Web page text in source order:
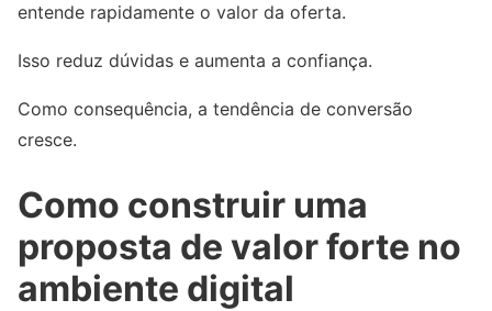
entende rapidamente o valor da oferta.
Isso reduz dúvidas e aumenta a confiança.
Como consequência, a tendência de conversão
cresce.
Como construir uma
proposta de valor forte no
ambiente digital